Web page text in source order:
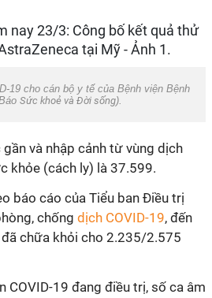
19 cho cán bộ y tế của Bệnh viện Bệnh
Sức khoẻ và Đời sống).
và nhập cảnh từ vùng dịch
khỏe (cách ly) là 37.599.
báo cáo của Tiểu ban Điều trị
chống dịch COVID-19, đến
chữa khỏi cho 2.235/2.575
COVID-19 đang điều trị, số ca âm